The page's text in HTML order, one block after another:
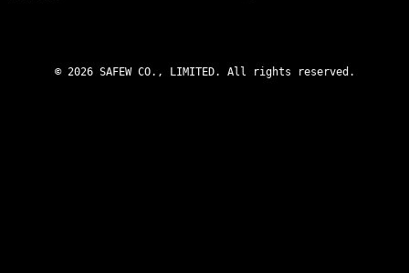
© 2026 SAFEW CO., LIMITED. All rights reserved.